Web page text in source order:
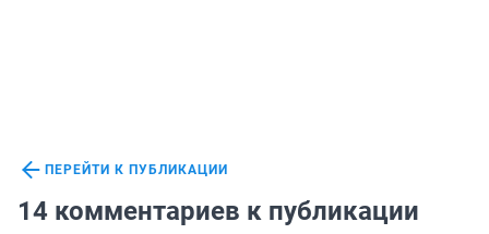
ПЕРЕЙТИ К ПУБЛИКАЦИИ
14 комментариев к публикации